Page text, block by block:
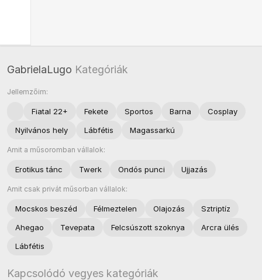
GabrielaLugo Kategóriák
Jellemzőim:
Fiatal 22+ Fekete Sportos Barna
Cosplay
Nyilvános hely
Lábfétis Magassarkú
Amit a műsoromban vállalok:
Erotikus tánc Twerk Ondós punci Ujjazás
Amit csak privát műsorban vállalok:
Mocskos beszéd Félmeztelen Olajozás
Sztriptíz
Ahegao
Tevepata Felcsúszott szoknya
Arcra ülés
Lábfétis
Kapcsolódó vegyes kategóriák